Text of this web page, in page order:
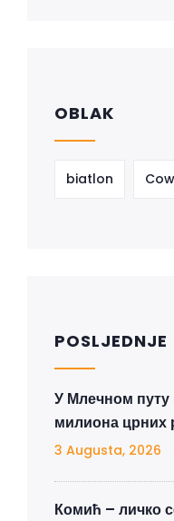
OBLAK
biatlon
POSLJEDNJE
У Млечном
милиона црних
3 Augusta, 2026
Комић – личко